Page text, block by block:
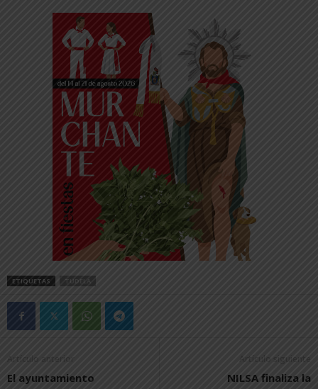
ETIQUETAS TUDELA
Artículo anterior
El ayuntamiento
Artículo siguiente
NILSA finaliza la